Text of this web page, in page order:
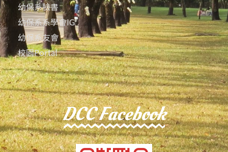
幼保系臉書
幼保系系學會IG
幼保系友會
校園Portal
DCC Facebook